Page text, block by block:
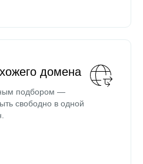
домена
подбором —
свободно в одной